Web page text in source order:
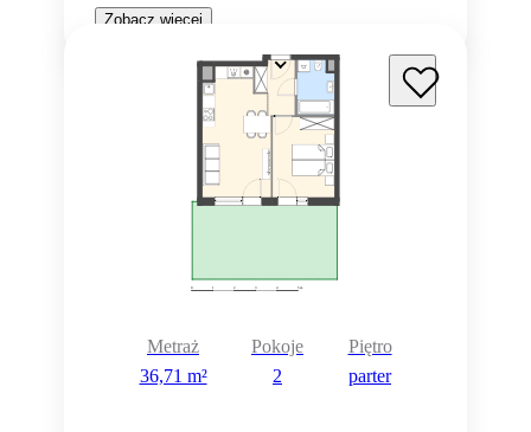
Zobacz więcej
Metraż
36,71 m²
Pokoje
2
Piętro
parter